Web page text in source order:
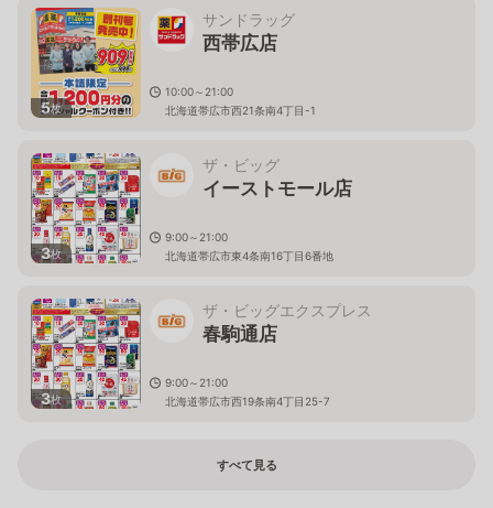
5枚
サンドラッグ
西帯広店
10:00～21:00
北海道帯広市西21条南4丁目-1
3枚
ザ・ビッグ
イーストモール店
9:00～21:00
北海道帯広市東4条南16丁目6番地
3枚
ザ・ビッグエクスプレス
春駒通店
9:00～21:00
北海道帯広市西19条南4丁目25-7
すべて見る